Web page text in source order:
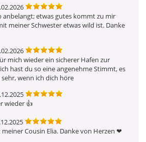
anbelangt; etwas gutes kommt zu mir
meiner Schwester etwas wild ist. Danke
mich wieder ein sicherer Hafen zur
hast du so eine angenehme Stimmt, es
wenn ich dich höre
wieder 👍
Cousin Elia. Danke von Herzen ❤